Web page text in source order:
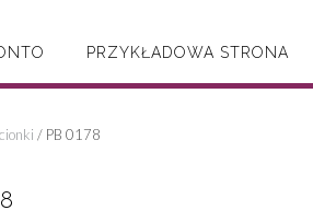
PRZYKŁADOWA STRONA
/ PB 0178